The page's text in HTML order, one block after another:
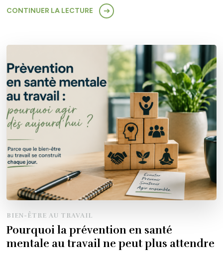
CONTINUER LA LECTURE
BIEN-ÊTRE AU TRAVAIL
Pourquoi la prévention en santé
mentale au travail ne peut plus attendre